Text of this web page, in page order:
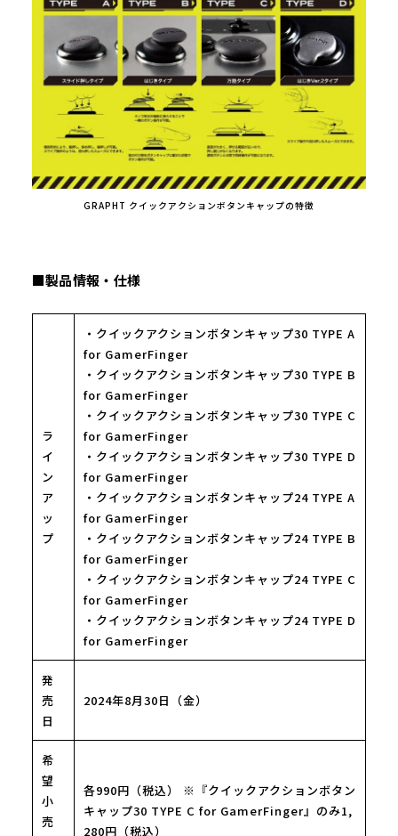
GRAPHT クイックアクションボタンキャップの特徴
■製品情報・仕様
ラ
イ
ン
ア
ッ
プ
・クイックアクションボタンキャップ30 TYPE A
for GamerFinger
・クイックアクションボタンキャップ30 TYPE B
for GamerFinger
・クイックアクションボタンキャップ30 TYPE C
for GamerFinger
・クイックアクションボタンキャップ30 TYPE D
for GamerFinger
・クイックアクションボタンキャップ24 TYPE A
for GamerFinger
・クイックアクションボタンキャップ24 TYPE B
for GamerFinger
・クイックアクションボタンキャップ24 TYPE C
for GamerFinger
・クイックアクションボタンキャップ24 TYPE D
for GamerFinger
発
売
日
2024年8月30日（金）
希
望
小
売
各990円（税込） ※『クイックアクションボタン
キャップ30 TYPE C for GamerFinger』のみ1,
280円（税込）